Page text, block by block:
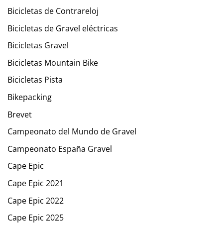
Bicicletas de Contrareloj
Bicicletas de Gravel eléctricas
Bicicletas Gravel
Bicicletas Mountain Bike
Bicicletas Pista
Bikepacking
Brevet
Campeonato del Mundo de Gravel
Campeonato España Gravel
Cape Epic
Cape Epic 2021
Cape Epic 2022
Cape Epic 2025